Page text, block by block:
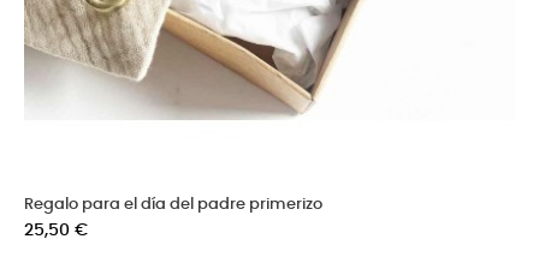
Regalo para el día del padre primerizo
Precio
25,50 €